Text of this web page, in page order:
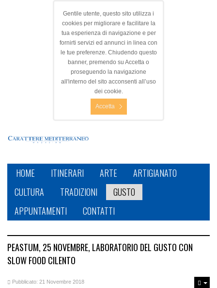
Gentile utente, questo sito utilizza i
cookies per migliorare e facilitare la
tua esperienza di navigazione e per
fornirti servizi ed annunci in linea con
le tue preferenze. Chiudendo questo
banner, premendo su Accetta o
proseguendo la navigazione
all'interno del sito acconsenti all’uso
dei cookie.
Accetta
HOME ITINERARI ARTE
ARTIGIANATO
CULTURA
TRADIZIONI
GUSTO
APPUNTAMENTI
CONTATTI
PEASTUM, 25 NOVEMBRE, LABORATORIO DEL GUSTO CON
SLOW FOOD CILENTO
Pubblicato: 21 Novembre 2018